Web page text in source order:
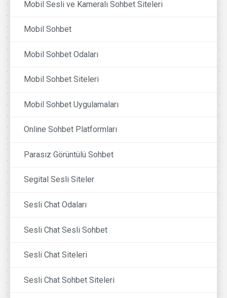
Mobil Sesli ve Kameralı Sohbet Siteleri
Mobil Sohbet
Mobil Sohbet Odaları
Mobil Sohbet Siteleri
Mobil Sohbet Uygulamaları
Online Sohbet Platformları
Parasız Görüntülü Sohbet
Segital Sesli Siteler
Sesli Chat Odaları
Sesli Chat Sesli Sohbet
Sesli Chat Siteleri
Sesli Chat Sohbet Siteleri